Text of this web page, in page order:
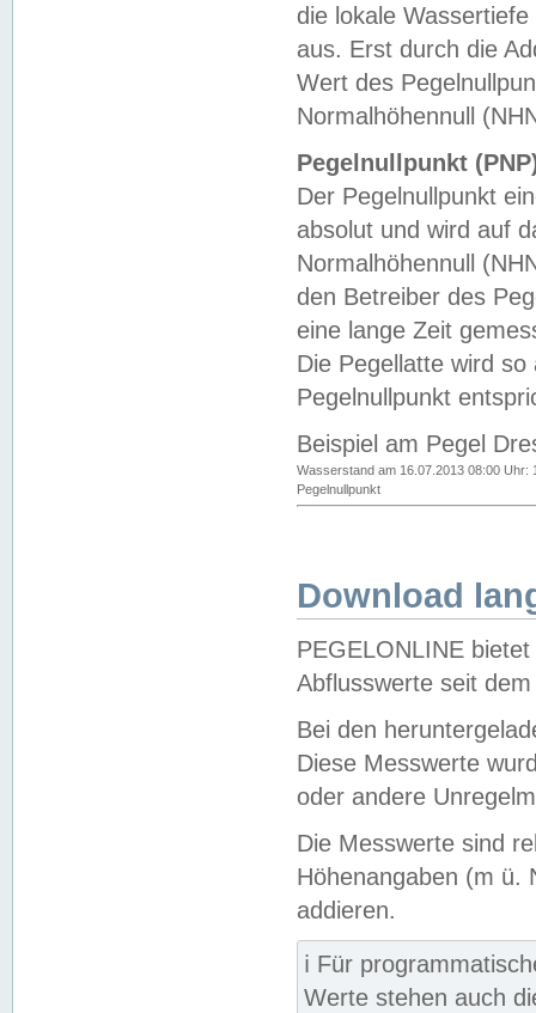
die lokale
aus. Erst durch die
Wert des
Normalhöhennull
Pegelnullpunkt
Der Pegelnullpunkt
absolut und wird auf
Normalhöhennull
den Betreiber des
eine lange Zeit
Die Pegellatte wird
Pegelnullpunkt
Beispiel am Pegel
Wasserstand am 16.07.2013 08:00 Uhr:
Pegelnullpunkt
Download
PEGELONLINE
Abflusswerte seit
Bei den
Diese Messwerte
oder andere
Die Messwerte sind
Höhenangaben (m ü.
addieren.
ℹ️ Für
Werte stehen auch